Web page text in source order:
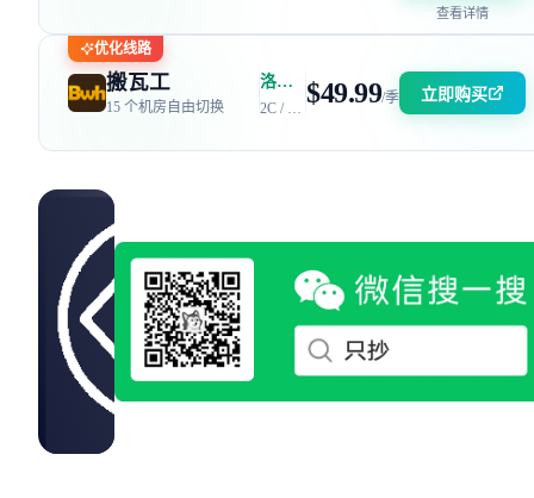
查看详情
优化线路
搬瓦工
15 个机房自由切换
洛杉矶 DC6 机房 | 电信 / 联通 CN2 GIA + 移动 CMIN2 $49.99/季 立即购买